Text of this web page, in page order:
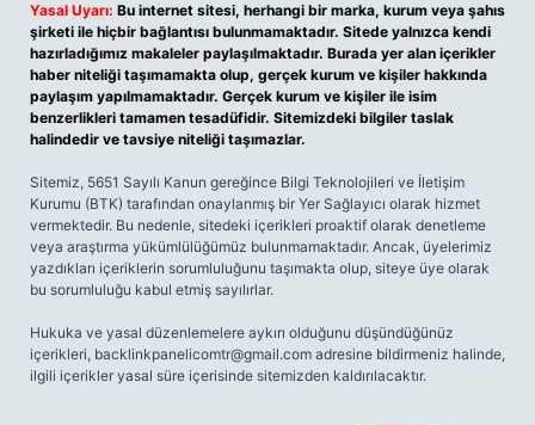
Yasal Uyarı: Bu internet sitesi, herhangi bir marka, kurum veya şahıs
şirketi ile hiçbir bağlantısı bulunmamaktadır. Sitede yalnızca kendi
hazırladığımız makaleler paylaşılmaktadır. Burada yer alan içerikler
haber niteliği taşımamakta olup, gerçek kurum ve kişiler hakkında
paylaşım yapılmamaktadır. Gerçek kurum ve kişiler ile isim
benzerlikleri tamamen tesadüfidir. Sitemizdeki bilgiler taslak
halindedir ve tavsiye niteliği taşımazlar.
Sitemiz, 5651 Sayılı Kanun gereğince Bilgi Teknolojileri ve İletişim
Kurumu (BTK) tarafından onaylanmış bir Yer Sağlayıcı olarak hizmet
vermektedir. Bu nedenle, sitedeki içerikleri proaktif olarak denetleme
veya araştırma yükümlülüğümüz bulunmamaktadır. Ancak, üyelerimiz
yazdıkları içeriklerin sorumluluğunu taşımakta olup, siteye üye olarak
bu sorumluluğu kabul etmiş sayılırlar.
Hukuka ve yasal düzenlemelere aykırı olduğunu düşündüğünüz
içerikleri, backlinkpanelicomtr@gmail.com adresine bildirmeniz halinde,
ilgili içerikler yasal süre içerisinde sitemizden kaldırılacaktır.